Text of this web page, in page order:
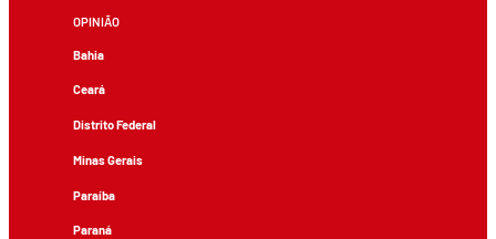
OPINIÃO
Bahia
Ceará
Distrito Federal
Minas Gerais
Paraíba
Paraná